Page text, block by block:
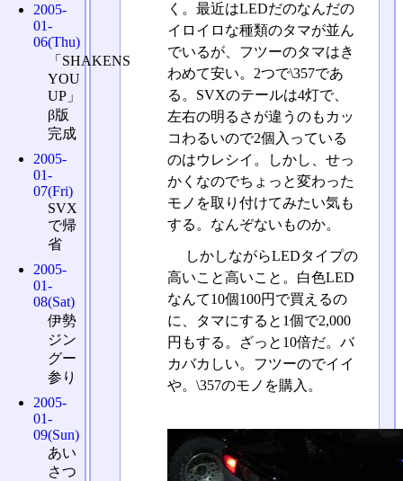
く。最近はLEDだのなんだの
イロイロな種類のタマが並ん
でいるが、フツーのタマはき
わめて安い。2つで\357であ
る。SVXのテールは4灯で、
左右の明るさが違うのもカッ
コわるいので2個入っている
のはウレシイ。しかし、せっ
かくなのでちょっと変わった
モノを取り付けてみたい気も
する。なんぞないものか。
しかしながらLEDタイプの
高いこと高いこと。白色LED
なんて10個100円で買えるの
に、タマにすると1個で2,000
円もする。ざっと10倍だ。バ
カバカしい。フツーのでイイ
や。\357のモノを購入。
2005-
01-
06(Thu)
「SHAKENS
YOU
UP」
β版
完成
2005-
01-
07(Fri)
SVX
で帰
省
2005-
01-
08(Sat)
伊勢
ジン
グー
参り
2005-
01-
09(Sun)
あい
さつ